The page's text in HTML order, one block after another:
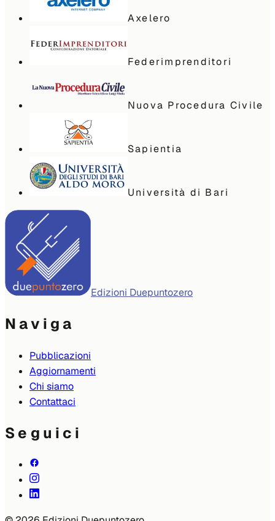
Axelero
Federimprenditori
Nuova Procedura Civile
Sapientia
Università di Bari
Edizioni Duepuntozero
Naviga
Pubblicazioni
Aggiornamenti
Chi siamo
Contattaci
Seguici